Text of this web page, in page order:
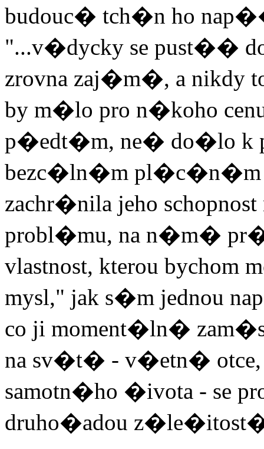
budouc� tch�n ho
"...v�dycky se pust��
zrovna zaj�m�, a nikdy
by m�lo pro n�koho
p�edt�m, ne� do�lo k
bezc�ln�m pl�c�n�m
zachr�nila jeho
probl�mu, na n�m�
vlastnost, kterou bychom
mysl," jak s�m jednou
co ji moment�ln�
na sv�t� - v�etn�
samotn�ho �ivota - se
druho�adou